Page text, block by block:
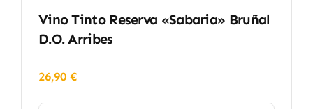
Vino Tinto Reserva «Sabaria» Bruñal
D.O. Arribes
26,90 €